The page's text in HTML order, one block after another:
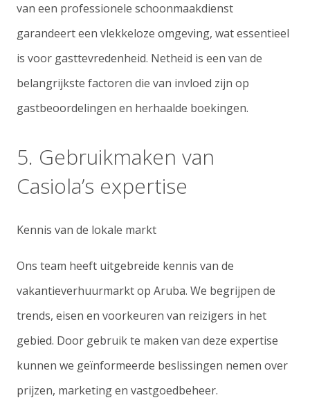
van een professionele schoonmaakdienst
garandeert een vlekkeloze omgeving, wat essentieel
is voor gasttevredenheid. Netheid is een van de
belangrijkste factoren die van invloed zijn op
gastbeoordelingen en herhaalde boekingen.
5. Gebruikmaken van
Casiola’s expertise
Kennis van de lokale markt
Ons team heeft uitgebreide kennis van de
vakantieverhuurmarkt op Aruba. We begrijpen de
trends, eisen en voorkeuren van reizigers in het
gebied. Door gebruik te maken van deze expertise
kunnen we geïnformeerde beslissingen nemen over
prijzen, marketing en vastgoedbeheer.